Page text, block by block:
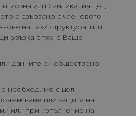
или синдикална цел,
е свързано с членовете
на тази структура, или
връзка с тях, с Ваше
данните си обществено
необходимо с цел
или защита на
или при изпълнение на